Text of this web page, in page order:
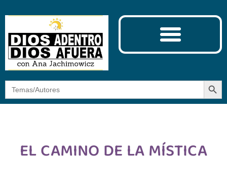
Botón
EL CAMINO DE LA MÍSTICA